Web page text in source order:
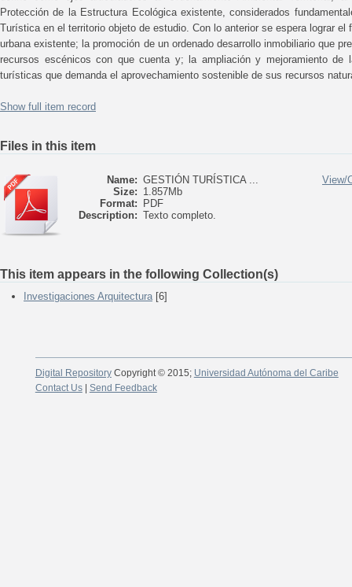
Protección de la Estructura Ecológica existente, considerados
Turística en el territorio objeto de estudio. Con lo anterior se espera lograr
urbana existente; la promoción de un ordenado desarrollo inmobiliario que
recursos escénicos con que cuenta y; la ampliación y mejoramiento de
turísticas que demanda el aprovechamiento sostenible de sus recursos
Show full item record
Files in this item
Name: GESTIÓN TURÍSTICA ...
Size: 1.857Mb
Format:
PDF
Description: Texto completo.
View/
This item appears in the following Collection(s)
Investigaciones Arquitectura[6]
Digital RepositoryCopyright © 2015; Universidad Autónoma del Caribe
Contact Us| Send Feedback